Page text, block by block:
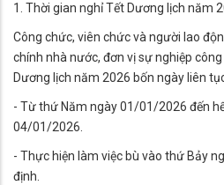
1. Thời gian nghỉ Tết Dương lịch năm
Công chức, viên chức và người lao
chính nhà nước, đơn vị sự nghiệp
Dương lịch năm 2026 bốn ngày liên
- Từ thứ Năm ngày 01/01/2026 đến
04/01/2026.
- Thực hiện làm việc bù vào thứ Bảy
định.